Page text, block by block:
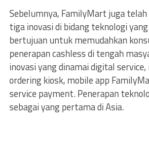
Sebelumnya, FamilyMart juga
tiga inovasi di bidang teknologi
bertujuan untuk memudahkan
penerapan cashless di tengah
inovasi yang dinamai digital
ordering kiosk, mobile app
service payment. Penerapan
sebagai yang pertama di Asia.